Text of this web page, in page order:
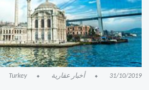
31/10/2019 أخبار عقارية Turkey